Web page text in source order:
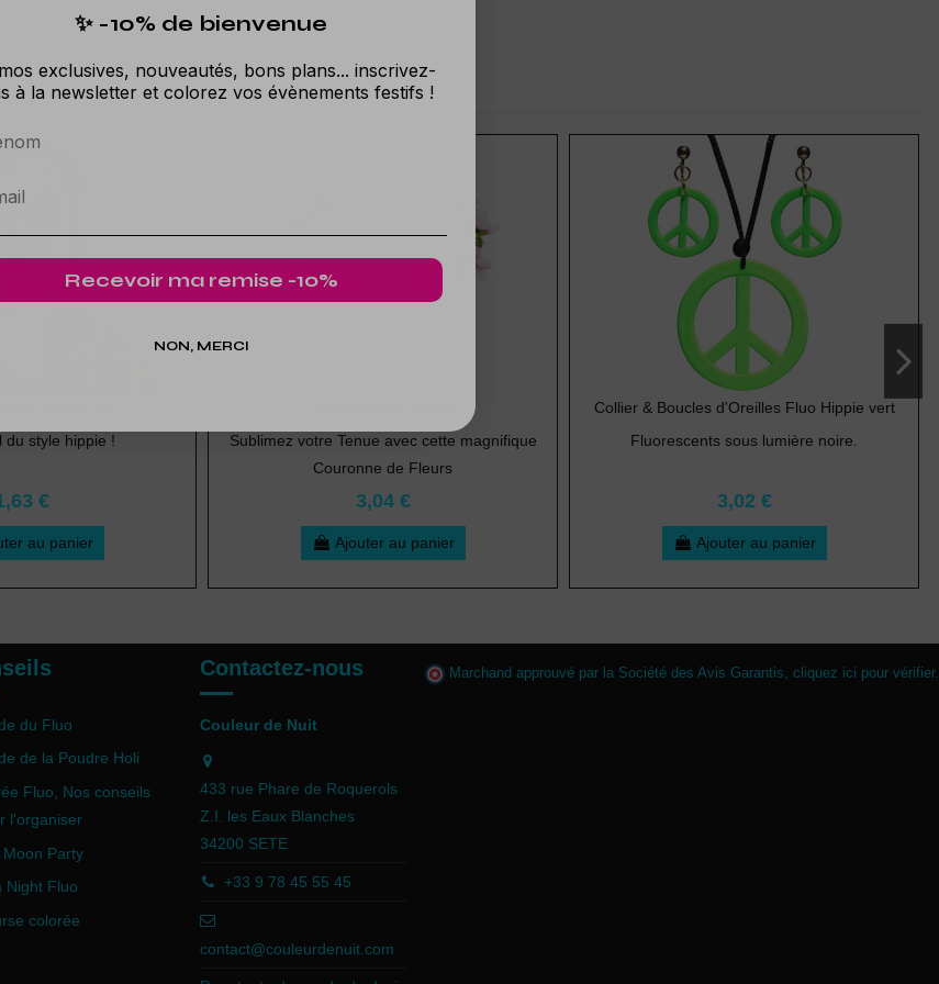
Hippie noir
du style hippie !
€
au panier
Sublimez votre Tenue avec cette magnifique
Couronne de Fleurs
3,04 €
Ajouter au panier
Collier & Boucles d'Oreilles Fluo Hippie vert
Fluorescents sous lumière noire.
3,02 €
Ajouter au panier
du Fluo
de la Poudre Holi
Fluo, Nos conseils
l'organiser
Moon Party
Night Fluo
colorée
Contactez-nous
Couleur de Nuit
433 rue Phare de Roquerols
Z.I. les Eaux Blanches
34200 SETE
+33 9 78 45 55 45
contact@couleurdenuit.com
Marchand approuvé par la Société des Avis Garantis, cliquez ici pour vérifier.
✨ -10% de bienvenue
exclusives, nouveautés, bons plans... inscrivez-
à la newsletter et colorez vos évènements festifs !
Recevoir ma remise -10%
NON, MERCI